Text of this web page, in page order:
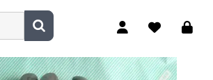
を入力